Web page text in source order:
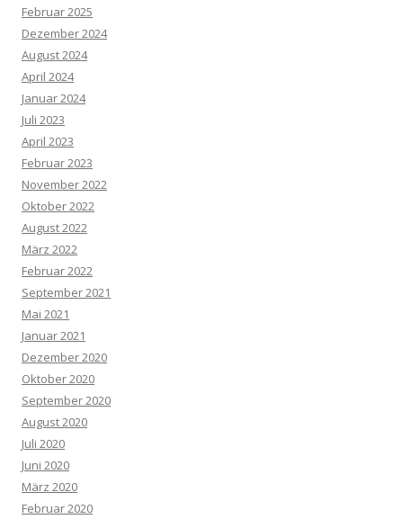
Februar 2025
Dezember 2024
August 2024
April 2024
Januar 2024
Juli 2023
April 2023
Februar 2023
November 2022
Oktober 2022
August 2022
März 2022
Februar 2022
September 2021
Mai 2021
Januar 2021
Dezember 2020
Oktober 2020
September 2020
August 2020
Juli 2020
Juni 2020
März 2020
Februar 2020